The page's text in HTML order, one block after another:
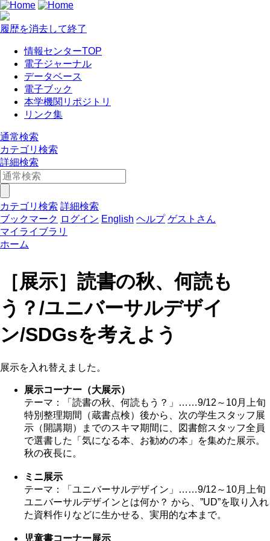
履歴を消去して終了
情報センターTOP
電子ジャーナル
データベース
電子ブック
本学機関リポジトリ
リンク集
通常検索
カテゴリ検索
詳細検索
カテゴリ検索 詳細検索
ブックマーク ログイン English ヘルプ ゲストさん
マイライブラリ
ホーム
［展示］読書の秋、何読も
う？/ユニバーサルデザイ
ン/SDGsを考えよう
展示を入れ替えました。
展示コーナー（大展示）
テーマ：「読書の秋、何読もう？」……9/12～10月上旬
特別整理期間（蔵書点検）後から、次の学生スタッフ展
示（開講期）までのスキマ期間に、図書館スタッフ全員
で選書した「気になる本、お勧めの本」を集めた展示。
秋の夜長に。
ミニ展示
テーマ：「ユニバーサルデザイン」……9/12～10月上旬
ユニバーサルデザインとは何か？ から、”UD”を取り入れ
た資料作りなどに生かせる、実用的な本まで。
児童書コーナー展示